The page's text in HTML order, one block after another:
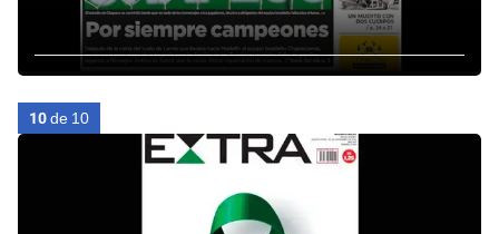
10de 10